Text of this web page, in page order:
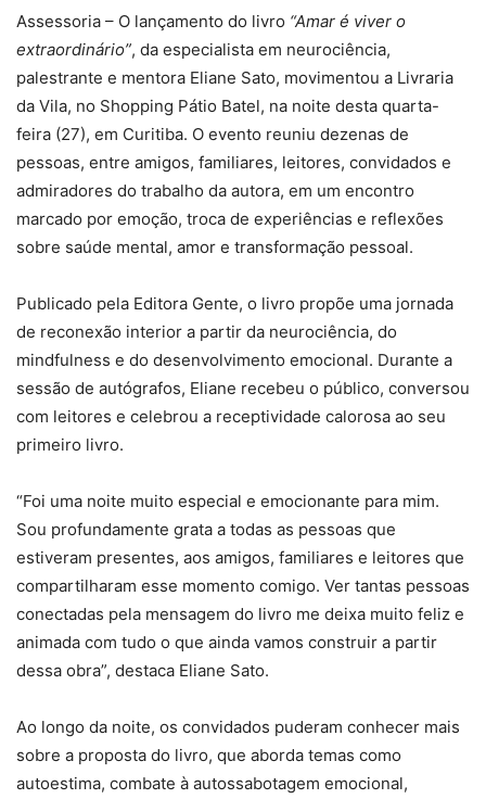
Assessoria – O lançamento do livro “Amar é viver o
extraordinário”, da especialista em neurociência,
palestrante e mentora Eliane Sato, movimentou a Livraria
da Vila, no Shopping Pátio Batel, na noite desta quarta-
feira (27), em Curitiba. O evento reuniu dezenas de
pessoas, entre amigos, familiares, leitores, convidados e
admiradores do trabalho da autora, em um encontro
marcado por emoção, troca de experiências e reflexões
sobre saúde mental, amor e transformação pessoal.
Publicado pela Editora Gente, o livro propõe uma jornada
de reconexão interior a partir da neurociência, do
mindfulness e do desenvolvimento emocional. Durante a
sessão de autógrafos, Eliane recebeu o público, conversou
com leitores e celebrou a receptividade calorosa ao seu
primeiro livro.
“Foi uma noite muito especial e emocionante para mim.
Sou profundamente grata a todas as pessoas que
estiveram presentes, aos amigos, familiares e leitores que
compartilharam esse momento comigo. Ver tantas pessoas
conectadas pela mensagem do livro me deixa muito feliz e
animada com tudo o que ainda vamos construir a partir
dessa obra”, destaca Eliane Sato.
Ao longo da noite, os convidados puderam conhecer mais
sobre a proposta do livro, que aborda temas como
autoestima, combate à autossabotagem emocional,